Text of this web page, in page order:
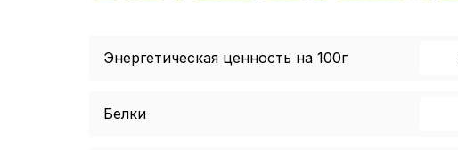
Энергетическая ценность на 100г
Белки